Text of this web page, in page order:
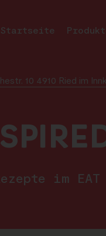
Startseite
10 4910 Ried im
im EAT